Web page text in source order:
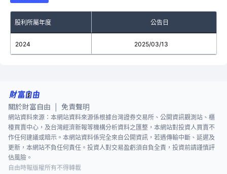
股利所屬年度 公告日
2024 2025/03/13
關於財富自由 免責聲明
網站資料來源：本網站資料來源係根據台灣證券交易所、公開資訊觀測站、櫃
檯買賣中心，及台灣經濟新報等機構分析資料之匯整，本網站對投資人買賣不
作任何建議或暗示。本網站資料係完全來自公開資訊，若遇傳輸中斷、延遲及
更新，本網站不負任何責任。投資人對交易盈虧須自負全責，投資前請謹慎評
估風險。
自由時報版權所有不得轉載